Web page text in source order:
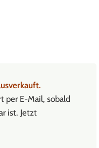
per E-Mail, sobald
ist. Jetzt